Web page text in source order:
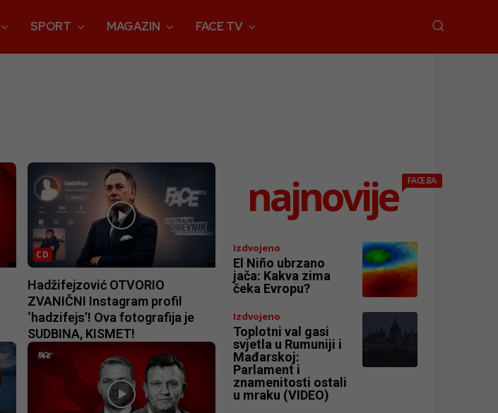
SPORT MAGAZIN FACE TV
CD
Hadžifejzović OTVORIO
ZVANIČNI Instagram profil
‘hadzifejs’! Ova fotografija je
SUDBINA, KISMET!
najnovije FACE.BA
Izdvojeno
El Niño ubrzano
jača: Kakva zima
čeka Evropu?
Izdvojeno
Toplotni val gasi
svjetla u Rumuniji i
Mađarskoj:
Parlament i
znamenitosti ostali
u mraku (VIDEO)